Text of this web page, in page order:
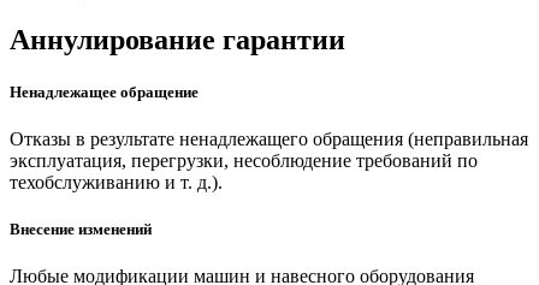
Аннулирование гарантии
Ненадлежащее обращение
Отказы в результате ненадлежащего обращения (неправильная
эксплуатация, перегрузки, несоблюдение требований по
техобслуживанию и т. д.).
Внесение изменений
Любые модификации машин и навесного оборудования